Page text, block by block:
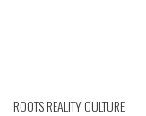
ROOTS REALITY CULTURE